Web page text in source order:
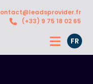
(+33) 9 75 18 02 65
Nos
solutions
FR